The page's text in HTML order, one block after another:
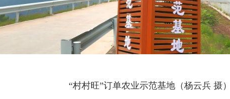
“村村旺”订单农业示范基地（杨云兵 摄）